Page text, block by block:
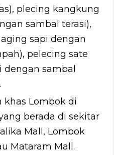
plecing kangkung
sambal terasi),
sapi dengan
pelecing sate
dengan sambal
khas Lombok di
berada di sekitar
Mall, Lombok
Mataram Mall.